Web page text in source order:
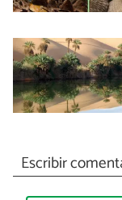
Escribir